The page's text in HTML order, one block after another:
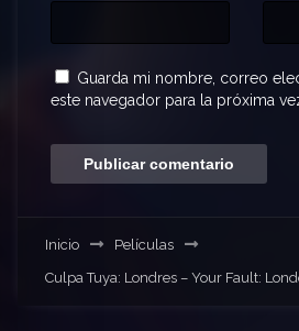
Guarda mi nombre, correo
este navegador para la próxima
Inicio
Películas
Culpa Tuya: Londres – Your Fault: